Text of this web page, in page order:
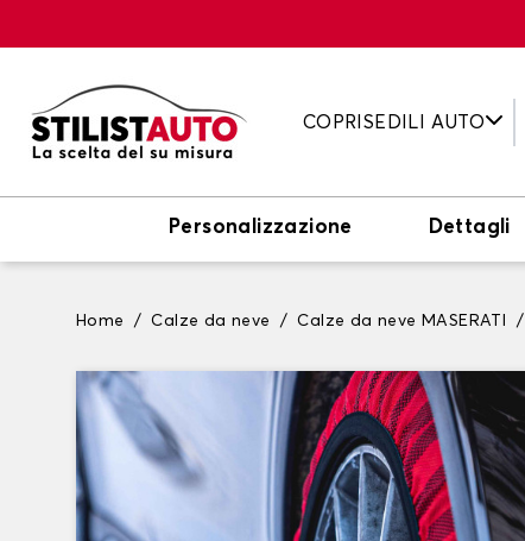
COPRISEDILI AUTO
Personalizzazione Dettagli
Home Calze da neve Calze da neve MASERATI